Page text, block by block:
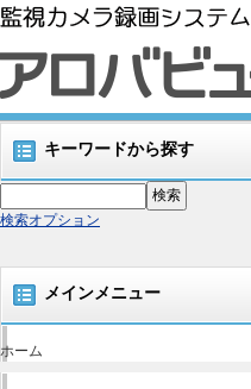
キーワードから探す
検索オプション
メインメニュー
ホーム